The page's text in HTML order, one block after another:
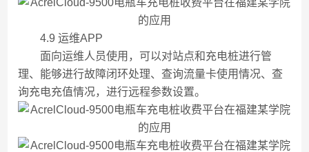
4.9 运维APP
面向运维人员使用，可以对站点和充电桩进行管
理、能够进行故障闭环处理、查询流量卡使用情况、查
询充电充值情况，进行远程参数设置。